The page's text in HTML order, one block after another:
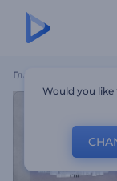
Главная
Would you like